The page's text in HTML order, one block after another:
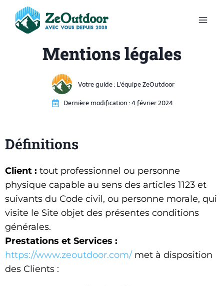
Mentions légales
Votre guide :L'équipe ZeOutdoor
Dernière modification :4 février 2024
Définitions
Client : tout professionnel ou personne
physique capable au sens des articles 1123 et
suivants du Code civil, ou personne morale, qui
visite le Site objet des présentes conditions
générales.
Prestations et Services :
https://www.zeoutdoor.com/ met à disposition
des Clients :